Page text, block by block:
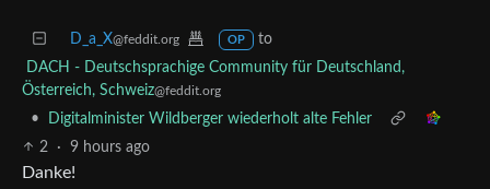
D_a_X@feddit.org OP
to
DACH - Deutschsprachige Community für Deutschland,
Österreich, Schweiz@feddit.org
•
Digitalminister Wildberger wiederholt alte Fehler
2
· 9 hours ago
Danke!